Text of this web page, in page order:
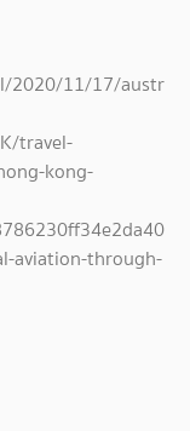
2020/11/17/austr
travel-
kong-
aviation-through-